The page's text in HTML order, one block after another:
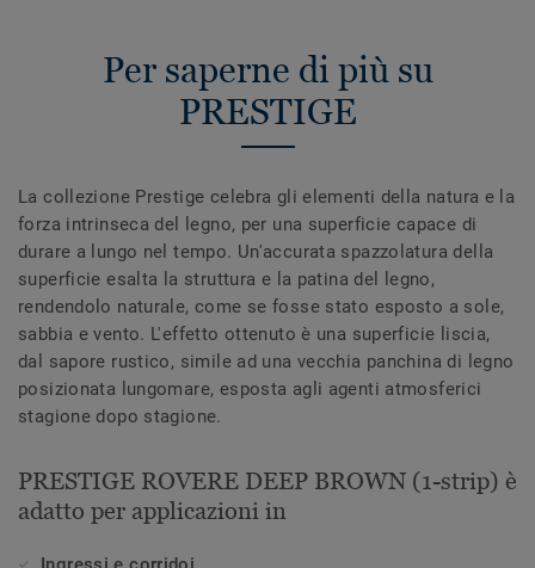
Per saperne di più su
PRESTIGE
La collezione Prestige celebra gli elementi della natura e la
forza intrinseca del legno, per una superficie capace di
durare a lungo nel tempo. Un'accurata spazzolatura della
superficie esalta la struttura e la patina del legno,
rendendolo naturale, come se fosse stato esposto a sole,
sabbia e vento. L'effetto ottenuto è una superficie liscia,
dal sapore rustico, simile ad una vecchia panchina di legno
posizionata lungomare, esposta agli agenti atmosferici
stagione dopo stagione.
PRESTIGE ROVERE DEEP BROWN (1-strip) è
adatto per applicazioni in